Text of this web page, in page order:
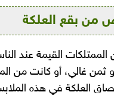
من بقع العلكة
القيمة عند
ثمن غالي، أو كانت من
العلكة في هذه